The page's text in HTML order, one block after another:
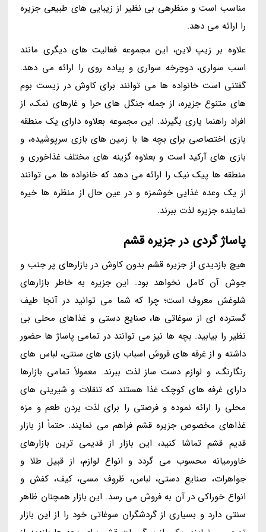
مناسب است و منظرهی بی نظیر از زیبایی های طبیعی جزیره
را ارائه می دهد.
علاوه بر زیپ لاین، این مجموعه فعالیت های دیگری مانند
اسب سواری، دوچرخه سواری و پیاده روی را ارائه می دهد.
گفتنی است خانواده ها می توانند برای کاوش در زیست بوم
های متنوع جزیره، از جمله جنگل های حرا و غارهای نمک، از
افراد راهنما یاری بگیرند. این مجموعه بعلاوه دارای یک منطقه
بازی اختصاصی برای بچه ها با زمین های بازی سرپوشیده، و
بازی های آرکید است و بعلاوه گزینه های مختلف غذاخوری و
منطقه ها پیک نیک را ارائه می دهد که خانواده ها می توانند
از یک وعده غذایی خوشمزه و در عین حال از منظره ها خیره
نماینده جزیره لذت ببرند.
پاساژ گردی در جزیره قشم
هیچ بازدیدی از جزیره قشم بدون کاوش در بازارهای پر جنب و
جوش آن کامل نخواهد بود. این جزیره به خاطر بازارهای
شلوغش معروف است؛ چرا که شما می توانید در آنجا طیف
گسترده ای از سوغاتی ها، صنایع دستی و غذاهای محلی بی
نظیر را بیابید. بچه ها نیز می توانند در تمامی پاساژ ها حضور
داشته و از غرفه های فروش اسباب بازی های سنتی، لباس های
رنگارنگ، و لوازم دست ساز لذت ببرند. معمولاً تمامی بازارها
دارای غرفه های کوچک غذا هستند که تنقلات و شیرینی های
محلی را ارائه نموده و فرصتی را برای لذت بردن طعم و مزه
غذاهای مخصوص جزیره قشم فراهم می نمایند. حتماً از بازار
قدیم قشم تماشا کنید، این بازار از قدیمی ترین بازارهای
خاورمیانه محسوب می گردد و انواع لوازم، از قبیل طلا و
جواهرات، صنایع دستی، لباس، ظروف مسی، کیف، کفش و
انواع خوراکی در آن به فروش می رسد. این بازار همچنان ظاهر
سنتی دارد و بسیاری از گردشگران سوغاتی خود را از این بازار